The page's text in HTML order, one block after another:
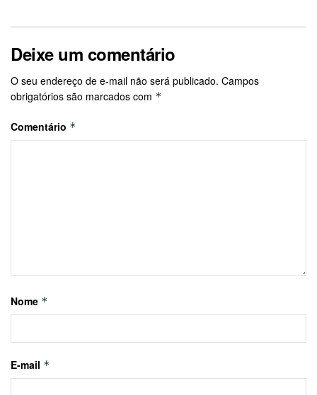
Deixe um comentário
O seu endereço de e-mail não será publicado. Campos
obrigatórios são marcados com *
Comentário *
Nome *
E-mail *